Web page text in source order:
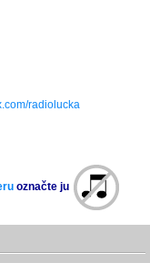
radiolucka
označte ju